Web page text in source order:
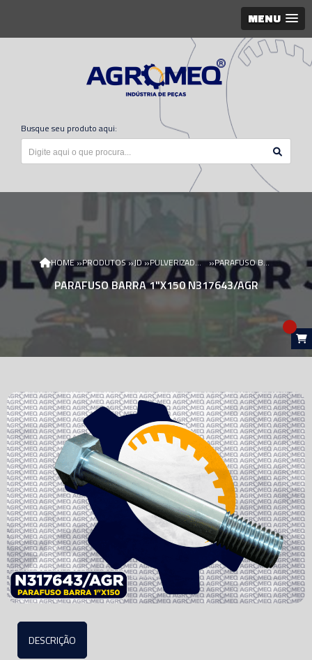
MENU
Busque seu produto aqui:
HOME»PRODUTOS»JD» PULVERIZADOR JD » PARAFUSO BARRA 1"X150 N317643/AGR
PARAFUSO BARRA 1"X150 N317643/AGR
DESCRIÇÃO